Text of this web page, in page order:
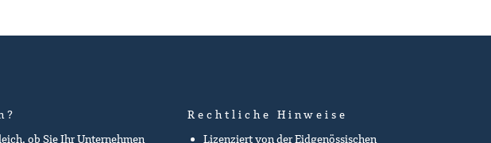
ob Sie Ihr Unternehmen
Rechtliche Hinweise
Lizenziert von der Eidgenössischen